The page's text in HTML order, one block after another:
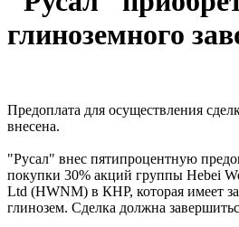
глиноземного
Предоплата для осуществления
внесена.
"‎Русал"‎ внес пятипроцентную
покупки 30% акций группы Hebei
Ltd (HWNM) в КНР, которая имеет
глинозем. Сделка должна